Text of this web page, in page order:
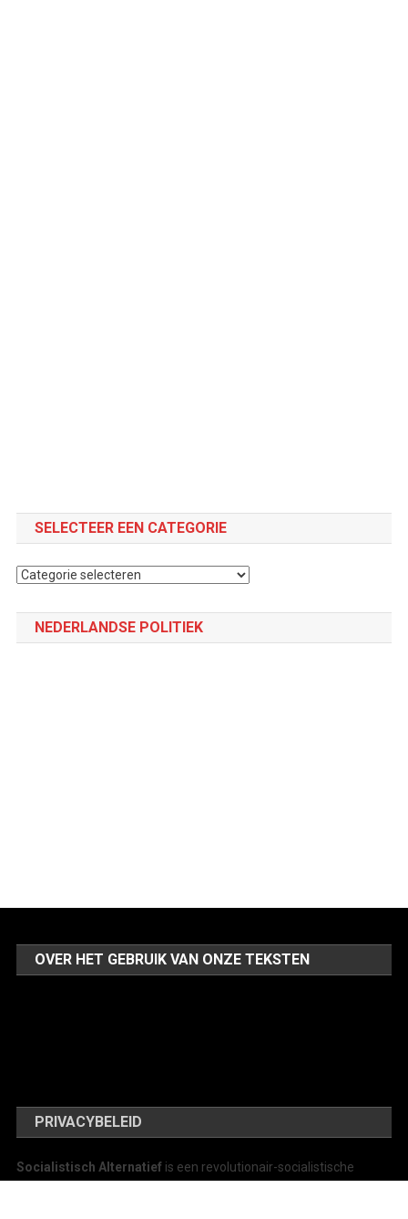
SELECTEER EEN CATEGORIE
Selecteer
categorie
NEDERLANDSE POLITIEK
OVER HET GEBRUIK VAN ONZE TEKSTEN
PRIVACYBELEID
Socialistisch Alternatief is een revolutionair-socialistische